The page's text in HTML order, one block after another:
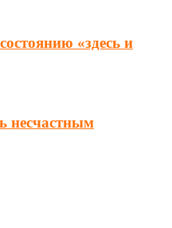
«здесь и
несчастным